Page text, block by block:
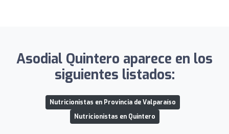
Asodial Quintero aparece en los
siguientes listados:
Nutricionistas en Provincia de Valparaíso
Nutricionistas en Quintero